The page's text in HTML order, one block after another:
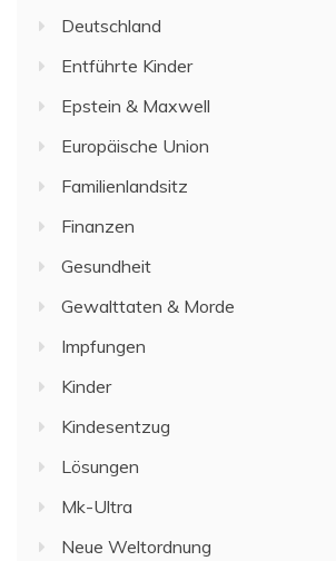
Deutschland
Entführte Kinder
Epstein & Maxwell
Europäische Union
Familienlandsitz
Finanzen
Gesundheit
Gewalttaten & Morde
Impfungen
Kinder
Kindesentzug
Lösungen
Mk-Ultra
Neue Weltordnung